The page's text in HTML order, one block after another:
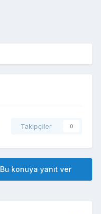
Takipçiler 0
Bu konuya yanıt ver